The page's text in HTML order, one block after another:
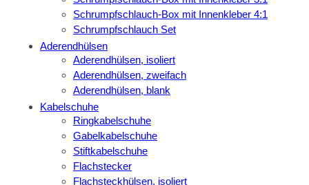
Schrumpfschlauch-Box mit Innenkleber 4:1
Schrumpfschlauch Set
Aderendhülsen
Aderendhülsen, isoliert
Aderendhülsen, zweifach
Aderendhülsen, blank
Kabelschuhe
Ringkabelschuhe
Gabelkabelschuhe
Stiftkabelschuhe
Flachstecker
Flachsteckhülsen, isoliert